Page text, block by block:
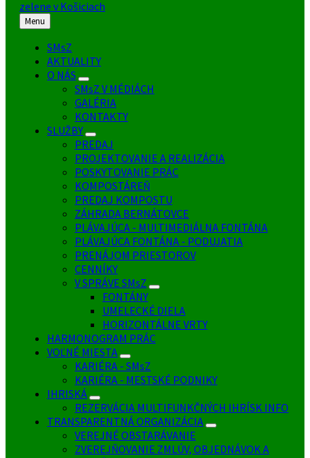
Menu
SMsZ
AKTUALITY
O NÁS
SMsZ V MÉDIÁCH
GALÉRIA
KONTAKTY
SLUŽBY
PREDAJ
PROJEKTOVANIE A REALIZÁCIA
POSKYTOVANIE PRÁC
KOMPOSTÁREŇ
PREDAJ KOMPOSTU
ZÁHRADA BERNÁTOVCE
PLÁVAJÚCA - MULTIMEDIÁLNA FONTÁNA
PLÁVAJÚCA FONTÁNA - PODUJATIA
PRENÁJOM PRIESTOROV
CENNÍKY
V SPRÁVE SMsZ
FONTÁNY
UMELECKÉ DIELA
HORIZONTÁLNE VRTY
HARMONOGRAM PRÁC
VOĽNÉ MIESTA
KARIÉRA - SMsZ
KARIÉRA - MESTSKÉ PODNIKY
IHRISKÁ
REZERVÁCIA MULTIFUNKČNÝCH IHRÍSK INFO
TRANSPARENTNÁ ORGANIZÁCIA
VEREJNÉ OBSTARÁVANIE
ZVEREJŇOVANIE ZMLÚV, OBJEDNÁVOK A